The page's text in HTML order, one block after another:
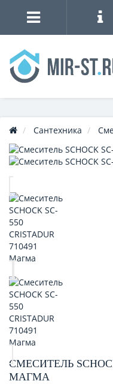
Сантехника
СМЕСИТЕЛЬ
МАГМА